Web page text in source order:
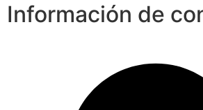
Información de